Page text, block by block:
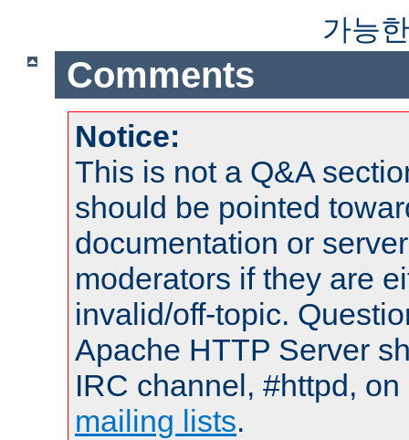
가능
Comments
Notice:
This is not a Q&A
should be pointed
documentation or
moderators if they are
invalid/off-topic.
Apache HTTP Server
IRC channel, #httpd,
mailing lists.